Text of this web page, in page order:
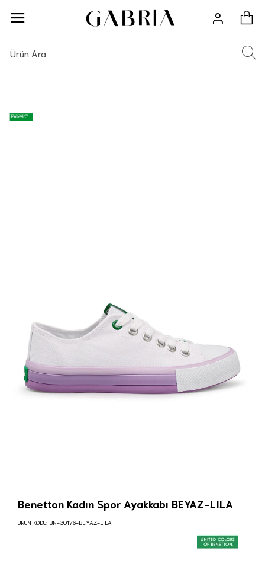
Benetton Kadın Spor Ayakkabı BEYAZ-LILA
ÜRÜN KODU: BN-30176-BEYAZ-LILA